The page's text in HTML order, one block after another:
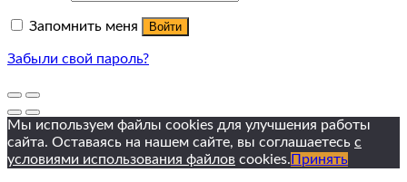
Запомнить меня Войти
Забыли свой пароль?
Мы используем файлы cookies для улучшения работы
сайта. Оставаясь на нашем сайте, вы соглашаетесь с
условиями использования файлов cookies. Принять